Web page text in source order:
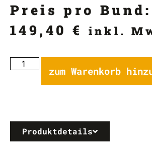
Preis pro Bund:
149,40 € inkl.
zum Warenkorb
Produktdetails